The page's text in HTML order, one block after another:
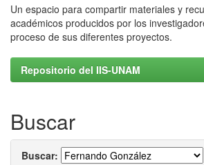
Un espacio para compartir materiales y
académicos producidos por los
proceso de sus diferentes proyectos.
Repositorio del IIS-UNAM
Buscar
Buscar: